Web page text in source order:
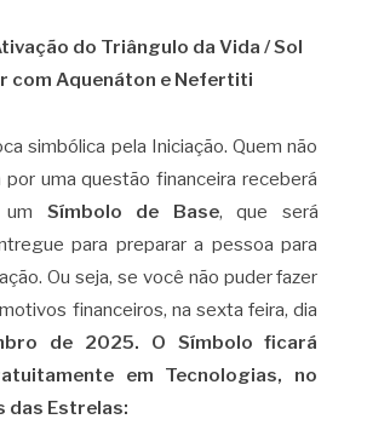
do Triângulo da Vida / Sol
com Aquenáton e Nefertiti
simbólica pela Iniciação. Quem não
por uma questão financeira receberá
um Símbolo de Base, que será
para preparar a pessoa para
Ou seja, se você não puder fazer
financeiros, na sexta feira, dia
de 2025. O Símbolo ficará
em Tecnologias, no
das Estrelas: